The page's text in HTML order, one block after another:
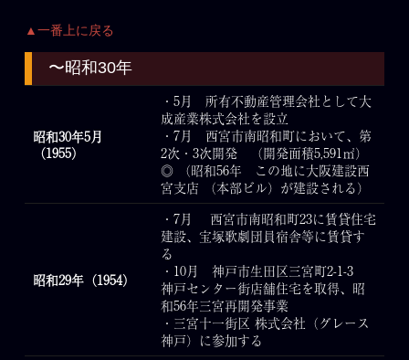
▲一番上に戻る
〜昭和30年
昭和30年5月
（1955）
・5月 所有不動産管理会社として大
成産業株式会社を設立
・7月 西宮市南昭和町において、第
2次・3次開発 （開発面積5,591㎡）
◎ （昭和56年 この地に大阪建設西
宮支店 （本部ビル）が建設される）
昭和29年（1954）
・7月 西宮市南昭和町23に賃貸住宅
建設、宝塚歌劇団員宿舎等に賃貸す
る
・10月 神戸市生田区三宮町2-1-3
神戸センター街店舗住宅を取得、昭
和56年三宮再開発事業
・三宮十一街区 株式会社（グレース
神戸）に参加する